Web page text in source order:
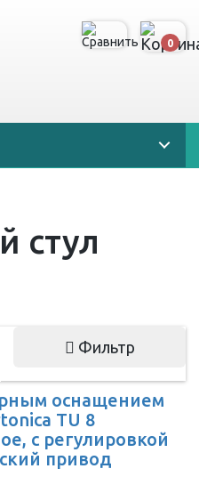
0
стул
Фильтр
оснащением
TU 8
с регулировкой
привод